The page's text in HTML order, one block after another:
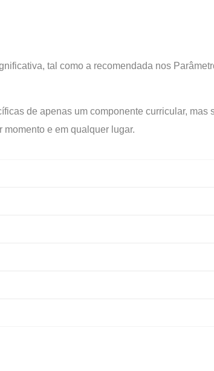
tal como a recomendada nos
de apenas um componente curricular, mas
e em qualquer lugar.